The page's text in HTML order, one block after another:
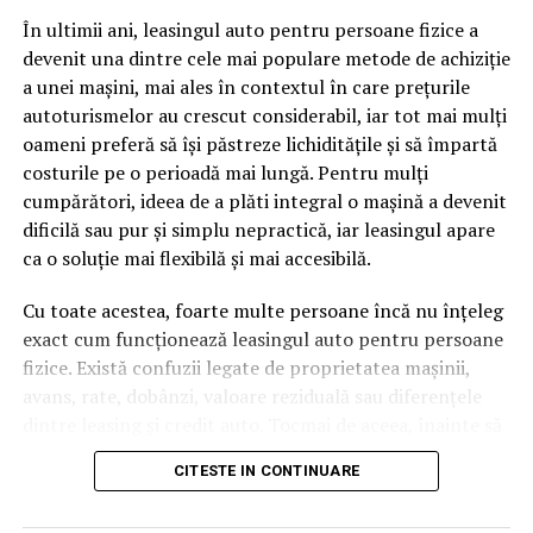
cuvinte tematice, scrise exact în limbajul în care se
caută.
Apoi vine partea de comportament. O pagină pe care
vizitatorii stau zece, cincisprezece minute ca să
urmărească replay-ul trimite un semnal greu de ignorat.
Google nu îți măsoară direct satisfacția, însă timpul
petrecut, scrollul și revenirile spun ceva despre cât de
util e materialul.
Și mai e ceva ce se uită ușor. Un webinar reușit atrage
linkuri aproape de la sine. Cineva îl menționează într-un
newsletter, altcineva îl citează într-un articol, un
partener îl trimite în comunitatea lui. Fiecare astfel de
tău, iar autoritatea e moneda forte în SEO.
În ultimii ani, leasingul auto pentru persoane fizice a
devenit una dintre cele mai populare metode de achiziție
a unei mașini, mai ales în contextul în care prețurile
autoturismelor au crescut considerabil, iar tot mai mulți
oameni preferă să își păstreze lichiditățile și să împartă
costurile pe o perioadă mai lungă. Pentru mulți
cumpărători, ideea de a plăti integral o mașină a devenit
dificilă sau pur și simplu nepractică, iar leasingul apare
ca o soluție mai flexibilă și mai accesibilă.
Cu toate acestea, foarte multe persoane încă nu înțeleg
exact cum funcționează leasingul auto pentru persoane
fizice. Există confuzii legate de proprietatea mașinii,
avans, rate, dobânzi, valoare reziduală sau diferențele
semnezi orice contract, este important să înțelegi clar
mecanismul acestui tip de finanțare și să știi la ce să fii
CITESTE IN CONTINUARE